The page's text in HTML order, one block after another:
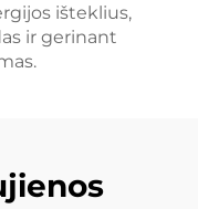
išteklius,
ir gerinant